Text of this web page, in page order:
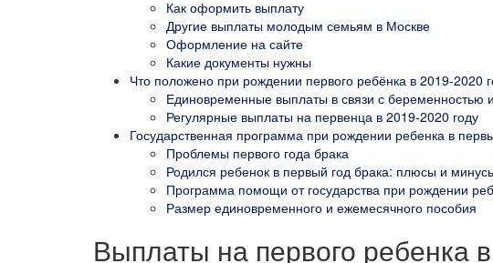
Как оформить выплату
Другие выплаты молодым семьям в Москве
Оформление на сайте
Какие документы нужны
Что положено при рождении первого ребёнка в 2019-2020
Единовременные выплаты в связи с беременностью
Регулярные выплаты на первенца в 2019-2020 году
Государственная программа при рождении ребенка в
Проблемы первого года брака
Родился ребенок в первый год брака: плюсы и
Программа помощи от государства при рождении
Размер единовременного и ежемесячного пособия
Выплаты на первого ребенка